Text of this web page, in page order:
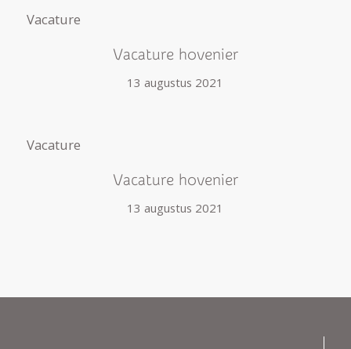
Vacature
Vacature hovenier
13 augustus 2021
Vacature
Vacature hovenier
13 augustus 2021